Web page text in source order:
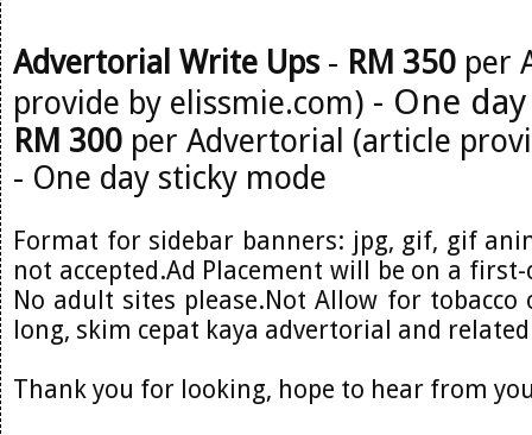
Advertorial Write Ups - RM 350 per
provide by elissmie.com) - One
RM 300 per Advertorial (article
- One day sticky mode
Format for sidebar banners: jpg, gif, gif
not accepted.Ad Placement will be on a
No adult sites please.Not Allow for tobacco
long, skim cepat kaya advertorial and
Thank you for looking, hope to hear from